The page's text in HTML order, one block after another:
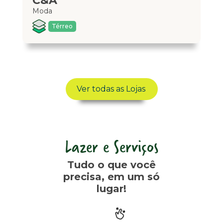
Moda
Térreo
Ver todas as Lojas
Lazer e Serviços
Tudo o que você
precisa, em um só
lugar!